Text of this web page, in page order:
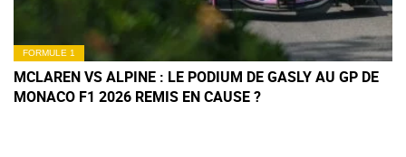
FORMULE 1
MCLAREN VS ALPINE : LE PODIUM DE GASLY AU GP DE
MONACO F1 2026 REMIS EN CAUSE ?